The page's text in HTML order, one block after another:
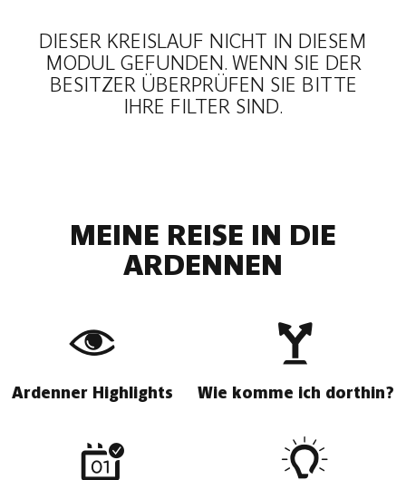
DIESER KREISLAUF NICHT IN DIESEM
MODUL GEFUNDEN. WENN SIE DER
BESITZER ÜBERPRÜFEN SIE BITTE
IHRE FILTER SIND.
MEINE REISE IN DIE
ARDENNEN
Ardenner Highlights Wie komme ich dorthin?